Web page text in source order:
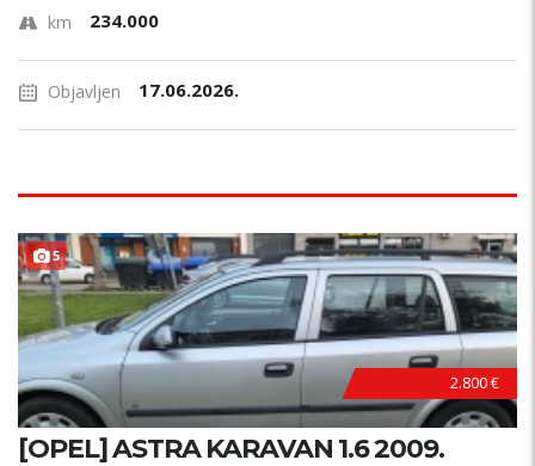
km 234.000
Objavljen 17.06.2026.
5
2.800 €
[OPEL] ASTRA KARAVAN 1.6 2009.